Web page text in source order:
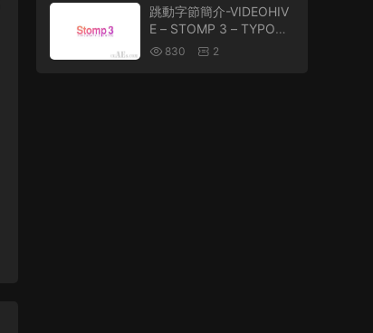
03
跳動字節簡介-VIDEOHIV
E – STOMP 3 – TYPOGR
APHIC INTRO 2387610
830 2